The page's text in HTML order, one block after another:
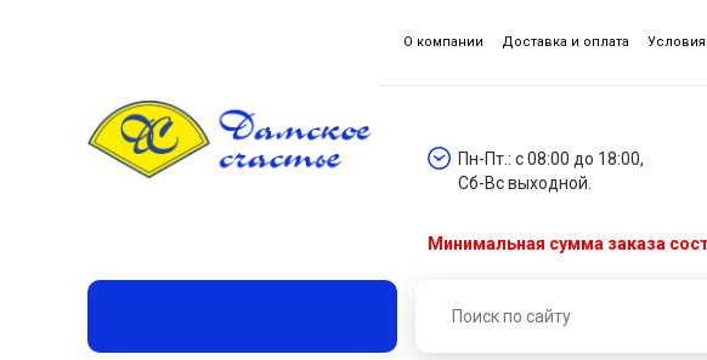
О компании Доставка и оплата
Пн-Пт.: с 08:00 до 18:00,
Сб-Вс выходной.
Минимальная сумма заказа